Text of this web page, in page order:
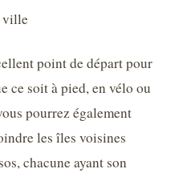
ville
point de départ pour
ce soit à pied, en vélo ou
pourrez également
les îles voisines
chacune ayant son